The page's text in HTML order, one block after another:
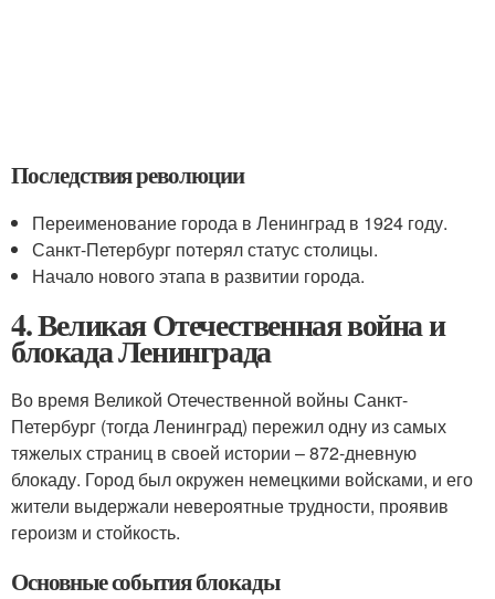
Последствия революции
Переименование города в Ленинград в 1924 году.
Санкт-Петербург потерял статус столицы.
Начало нового этапа в развитии города.
4. Великая Отечественная война и
блокада Ленинграда
Во время Великой Отечественной войны Санкт-
Петербург (тогда Ленинград) пережил одну из самых
тяжелых страниц в своей истории – 872-дневную
блокаду. Город был окружен немецкими войсками, и его
жители выдержали невероятные трудности, проявив
героизм и стойкость.
Основные события блокады